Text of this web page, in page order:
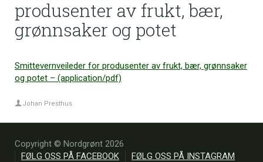
produsenter av frukt, bær,
grønnsaker og potet
Smittevernveileder for produsenter av frukt, bær, grønnsaker
og potet – (application/pdf)
Johan Presthus
Copyright © Nordgrønt 2026
FØLG OSS PÅ FACEBOOK
FØLG OSS PÅ INSTAGRAM